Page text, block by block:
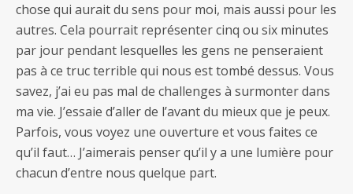
chose qui aurait du sens pour moi, mais aussi pour les
autres. Cela pourrait représenter cinq ou six minutes
par jour pendant lesquelles les gens ne penseraient
pas à ce truc terrible qui nous est tombé dessus. Vous
savez, j’ai eu pas mal de challenges à surmonter dans
ma vie. J’essaie d’aller de l’avant du mieux que je peux.
Parfois, vous voyez une ouverture et vous faites ce
qu’il faut… J’aimerais penser qu’il y a une lumière pour
chacun d’entre nous quelque part.